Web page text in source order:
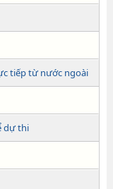
tiếp từ nước ngoài
dự thi